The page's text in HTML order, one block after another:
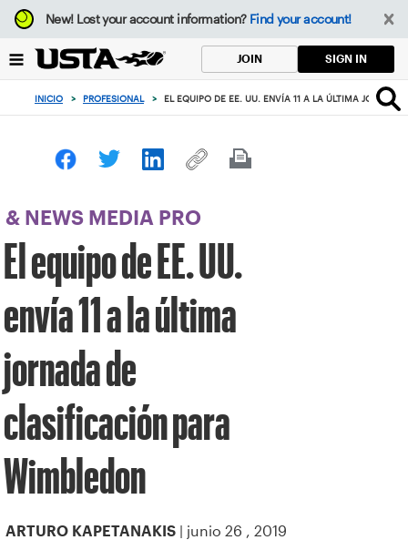
Enfoque
desde
botón
volver
principio
New!Lost your account information? Find your account!
JOIN SIGN IN
INICIO > PROFESIONAL > EL EQUIPO DE EE. UU. ENVÍA 11 A LA ÚLTIMA
& NEWS MEDIA PRO
El equipo de EE. UU.
envía 11 a la última
jornada de
clasificación para
Wimbledon
ARTURO KAPETANAKIS | junio 26 , 2019